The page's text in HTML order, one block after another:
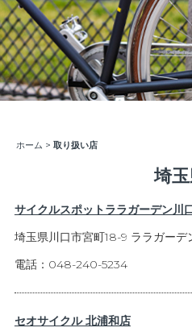
ホーム > 取り扱い店
埼
サイクルスポットララガーデン川
埼玉県川口市宮町18-9 ララガーデ
電話：048-240-5234
セオサイクル 北浦和店